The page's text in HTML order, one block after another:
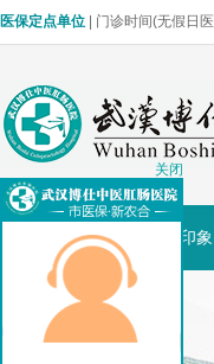
医保定点单位 | 门诊时间(无假日
网站首页 印
关闭